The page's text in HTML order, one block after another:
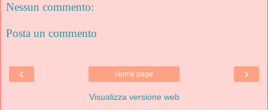
Nessun commento:
Posta un commento
‹ ›
Home page
Visualizza versione web